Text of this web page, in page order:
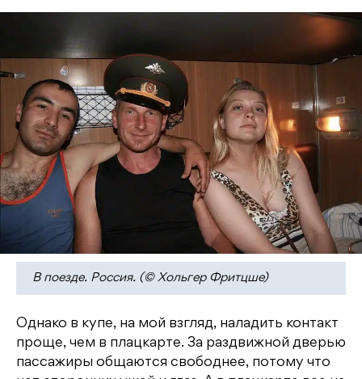
В поезде. Россия. (© Хольгер Фритцше)
Однако в купе, на мой взгляд, наладить контакт
проще, чем в плацкарте. За раздвижной дверью
пассажиры общаются свободнее, потому что